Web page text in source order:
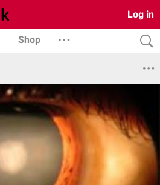
Log in
Shop